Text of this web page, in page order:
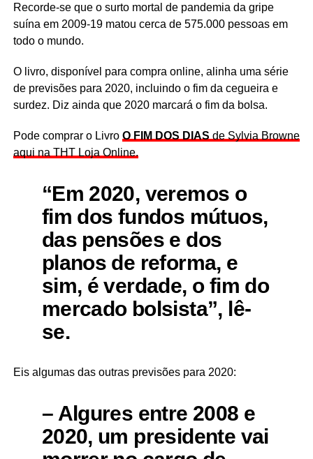
Recorde-se que o surto mortal de pandemia da gripe
suína em 2009-19 matou cerca de 575.000 pessoas em
todo o mundo.
O livro, disponível para compra online, alinha uma série
de previsões para 2020, incluindo o fim da cegueira e
surdez. Diz ainda que 2020 marcará o fim da bolsa.
Pode comprar o Livro O FIM DOS DIAS de Sylvia Browne
aqui na THT Loja Online.
“Em 2020, veremos o
fim dos fundos mútuos,
das pensões e dos
planos de reforma, e
sim, é verdade, o fim do
mercado bolsista”, lê-
se.
Eis algumas das outras previsões para 2020:
– Algures entre 2008 e
2020, um presidente vai